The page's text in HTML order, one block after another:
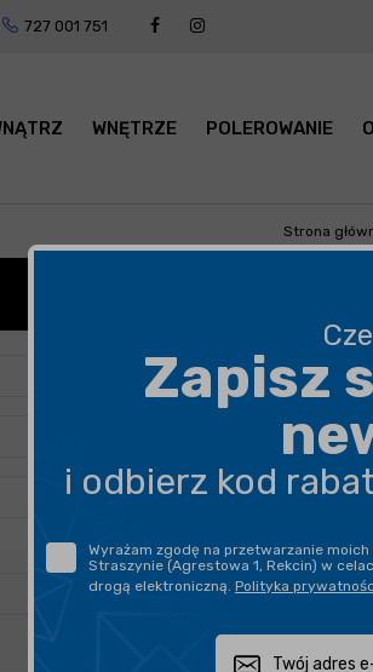
727 001 751
WNĘTRZE POLEROWANIE
Strona
KINDLY GARAGE
PODKATEGORIA
POJEMNOŚĆ
WAGA
POKAŻ PO: 21
Zapisz
i odbierz kod
Wyrażam zgodę na przetwarzanie
Straszynie (Agrestowa 1, Rekcin) w
drogą elektroniczną. Polityka